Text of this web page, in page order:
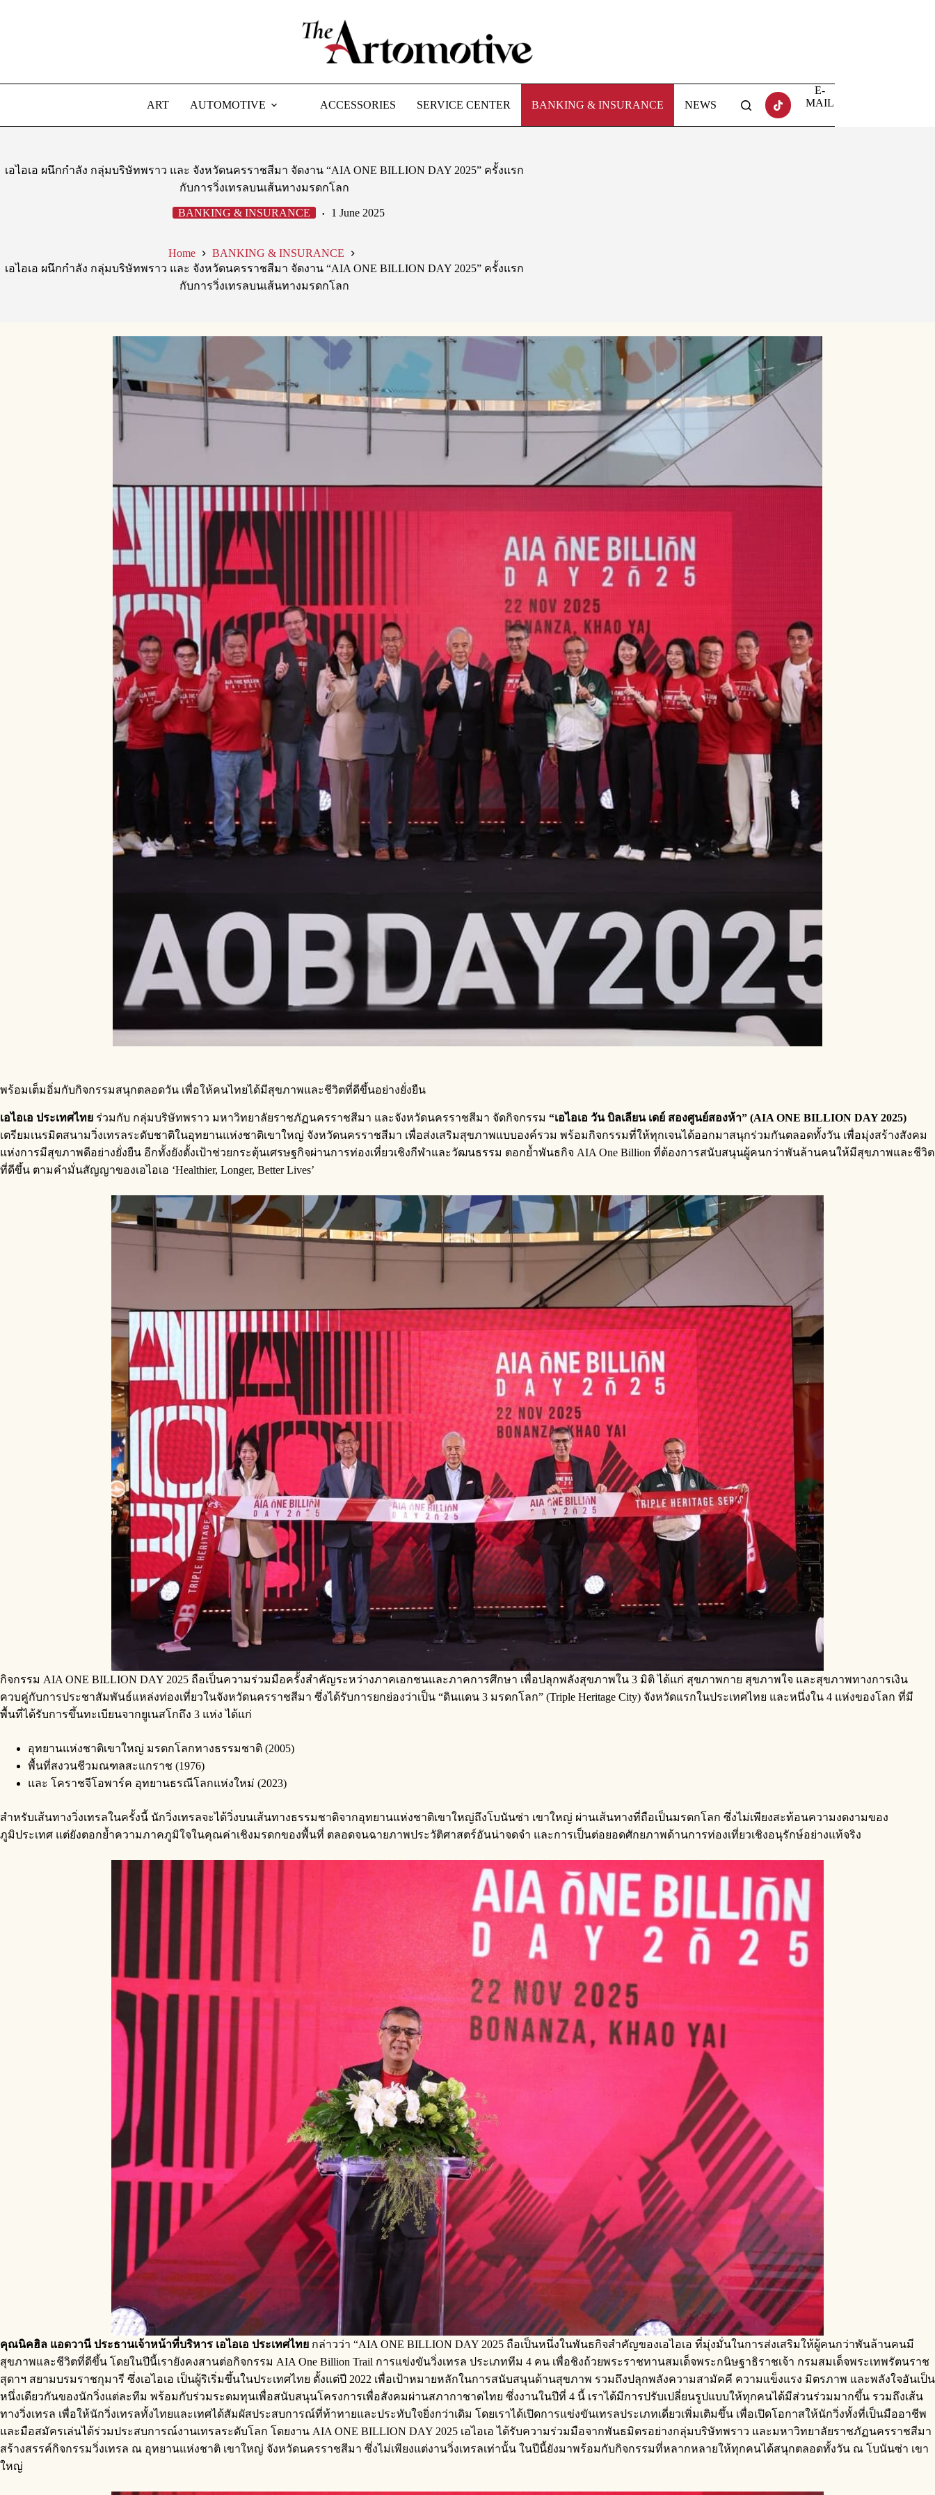
ART AUTOMOTIVE ACCESSORIES SERVICE CENTER BANKING & INSURANCE NEWS
E-
MAIL
เอไอเอ ผนึกกำลัง กลุ่มบริษัทพราว และ จังหวัดนครราชสีมา จัดงาน “AIA ONE BILLION DAY 2025” ครั้งแรก
กับการวิ่งเทรลบนเส้นทางมรดกโลก
BANKING & INSURANCE 1 June 2025
Home
BANKING & INSURANCE
เอไอเอ ผนึกกำลัง กลุ่มบริษัทพราว และ จังหวัดนครราชสีมา จัดงาน “AIA ONE BILLION DAY 2025” ครั้งแรก
กับการวิ่งเทรลบนเส้นทางมรดกโลก
พร้อมเต็มอิ่มกับกิจกรรมสนุกตลอดวัน เพื่อให้คนไทยได้มีสุขภาพและชีวิตที่ดีขึ้นอย่างยั่งยืน
เอไอเอ ประเทศไทย ร่วมกับ กลุ่มบริษัทพราว มหาวิทยาลัยราชภัฏนครราชสีมา และจังหวัดนครราชสีมา จัดกิจกรรม “เอไอเอ วัน บิลเลียน เดย์ สองศูนย์สองห้า” (AIA ONE BILLION DAY 2025)
เตรียมเนรมิตสนามวิ่งเทรลระดับชาติในอุทยานแห่งชาติเขาใหญ่ จังหวัดนครราชสีมา เพื่อส่งเสริมสุขภาพแบบองค์รวม พร้อมกิจกรรมที่ให้ทุกเจนได้ออกมาสนุกร่วมกันตลอดทั้งวัน เพื่อมุ่งสร้างสังคม
แห่งการมีสุขภาพดีอย่างยั่งยืน อีกทั้งยังตั้งเป้าช่วยกระตุ้นเศรษฐกิจผ่านการท่องเที่ยวเชิงกีฬาและวัฒนธรรม ตอกย้ำพันธกิจ AIA One Billion ที่ต้องการสนับสนุนผู้คนกว่าพันล้านคนให้มีสุขภาพและชีวิต
ที่ดีขึ้น ตามคำมั่นสัญญาของเอไอเอ ‘Healthier, Longer, Better Lives’
กิจกรรม AIA ONE BILLION DAY 2025 ถือเป็นความร่วมมือครั้งสำคัญระหว่างภาคเอกชนและภาคการศึกษา เพื่อปลุกพลังสุขภาพใน 3 มิติ ได้แก่ สุขภาพกาย สุขภาพใจ และสุขภาพทางการเงิน
ควบคู่กับการประชาสัมพันธ์แหล่งท่องเที่ยวในจังหวัดนครราชสีมา ซึ่งได้รับการยกย่องว่าเป็น “ดินแดน 3 มรดกโลก” (Triple Heritage City) จังหวัดแรกในประเทศไทย และหนึ่งใน 4 แห่งของโลก ที่มี
พื้นที่ได้รับการขึ้นทะเบียนจากยูเนสโกถึง 3 แห่ง ได้แก่
อุทยานแห่งชาติเขาใหญ่ มรดกโลกทางธรรมชาติ (2005)
พื้นที่สงวนชีวมณฑลสะแกราช (1976)
และ โคราชจีโอพาร์ค อุทยานธรณีโลกแห่งใหม่ (2023)
สำหรับเส้นทางวิ่งเทรลในครั้งนี้ นักวิ่งเทรลจะได้วิ่งบนเส้นทางธรรมชาติจากอุทยานแห่งชาติเขาใหญ่ถึงโบนันซ่า เขาใหญ่ ผ่านเส้นทางที่ถือเป็นมรดกโลก ซึ่งไม่เพียงสะท้อนความงดงามของ
ภูมิประเทศ แต่ยังตอกย้ำความภาคภูมิใจในคุณค่าเชิงมรดกของพื้นที่ ตลอดจนฉายภาพประวัติศาสตร์อันน่าจดจำ และการเป็นต่อยอดศักยภาพด้านการท่องเที่ยวเชิงอนุรักษ์อย่างแท้จริง
คุณนิคฮิล แอดวานี ประธานเจ้าหน้าที่บริหาร เอไอเอ ประเทศไทย กล่าวว่า “AIA ONE BILLION DAY 2025 ถือเป็นหนึ่งในพันธกิจสำคัญของเอไอเอ ที่มุ่งมั่นในการส่งเสริมให้ผู้คนกว่าพันล้านคนมี
สุขภาพและชีวิตที่ดีขึ้น โดยในปีนี้เรายังคงสานต่อกิจกรรม AIA One Billion Trail การแข่งขันวิ่งเทรล ประเภททีม 4 คน เพื่อชิงถ้วยพระราชทานสมเด็จพระกนิษฐาธิราชเจ้า กรมสมเด็จพระเทพรัตนราช
สุดาฯ สยามบรมราชกุมารี ซึ่งเอไอเอ เป็นผู้ริเริ่มขึ้นในประเทศไทย ตั้งแต่ปี 2022 เพื่อเป้าหมายหลักในการสนับสนุนด้านสุขภาพ รวมถึงปลุกพลังความสามัคคี ความแข็งแรง มิตรภาพ และพลังใจอันเป็น
หนึ่งเดียวกันของนักวิ่งแต่ละทีม พร้อมกับร่วมระดมทุนเพื่อสนับสนุนโครงการเพื่อสังคมผ่านสภากาชาดไทย ซึ่งงานในปีที่ 4 นี้ เราได้มีการปรับเปลี่ยนรูปแบบให้ทุกคนได้มีส่วนร่วมมากขึ้น รวมถึงเส้น
ทางวิ่งเทรล เพื่อให้นักวิ่งเทรลทั้งไทยและเทศได้สัมผัสประสบการณ์ที่ท้าทายและประทับใจยิ่งกว่าเดิม โดยเราได้เปิดการแข่งขันเทรลประเภทเดี่ยวเพิ่มเติมขึ้น เพื่อเปิดโอกาสให้นักวิ่งทั้งที่เป็นมืออาชีพ
และมือสมัครเล่นได้ร่วมประสบการณ์งานเทรลระดับโลก โดยงาน AIA ONE BILLION DAY 2025 เอไอเอ ได้รับความร่วมมือจากพันธมิตรอย่างกลุ่มบริษัทพราว และมหาวิทยาลัยราชภัฏนครราชสีมา
สร้างสรรค์กิจกรรมวิ่งเทรล ณ อุทยานแห่งชาติ เขาใหญ่ จังหวัดนครราชสีมา ซึ่งไม่เพียงแต่งานวิ่งเทรลเท่านั้น ในปีนี้ยังมาพร้อมกับกิจกรรมที่หลากหลายให้ทุกคนได้สนุกตลอดทั้งวัน ณ โบนันซ่า เขา
ใหญ่